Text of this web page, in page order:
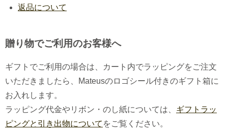
返品について
贈り物でご利用のお客様へ
ギフトでご利用の場合は、カート内でラッピングをご注文
いただきましたら、Mateusのロゴシール付きのギフト箱に
お入れします。
ラッピング代金やリボン・のし紙については、 ギフトラッ
ピングと引き出物について をご覧ください。